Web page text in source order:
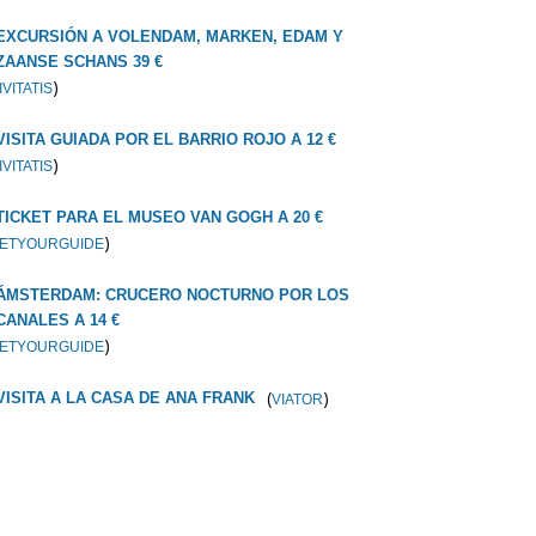
A VOLENDAM, MARKEN, EDAM Y
SCHANS 39 €
)
GUIADA POR EL BARRIO ROJO A 12 €
)
PARA EL MUSEO VAN GOGH A 20 €
)
CRUCERO NOCTURNO POR LOS
A 14 €
)
A LA CASA DE ANA FRANK (VIATOR)